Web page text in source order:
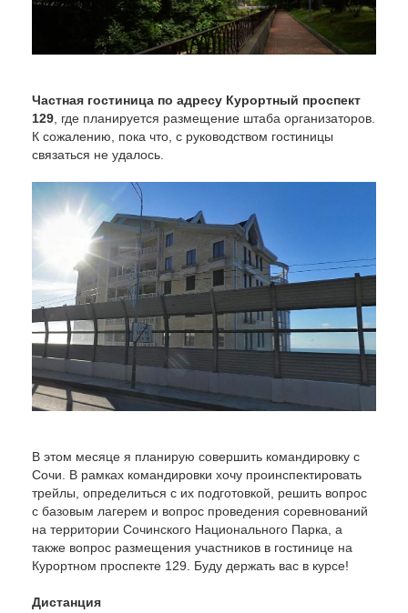
Частная гостиница по адресу Курортный проспект
129 , где планируется размещение штаба организаторов.
К сожалению, пока что, с руководством гостиницы
связаться не удалось.
В этом месяце я планирую совершить командировку с
Сочи. В рамках командировки хочу проинспектировать
трейлы, определиться с их подготовкой, решить вопрос
с базовым лагерем и вопрос проведения соревнований
на территории Сочинского Национального Парка, а
также вопрос размещения участников в гостинице на
Курортном проспекте 129. Буду держать вас в курсе!
Дистанция